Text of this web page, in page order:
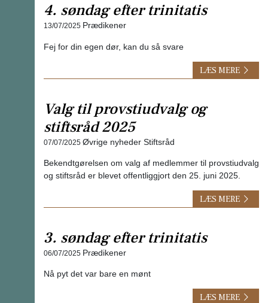
4. søndag efter trinitatis
13/07/2025 Prædikener
Fej for din egen dør, kan du så svare
LÆS MERE
Valg til provstiudvalg og
stiftsråd 2025
07/07/2025 Øvrige nyheder Stiftsråd
Bekendtgørelsen om valg af medlemmer til provstiudvalg
og stiftsråd er blevet offentliggjort den 25. juni 2025.
LÆS MERE
3. søndag efter trinitatis
06/07/2025 Prædikener
Nå pyt det var bare en mønt
LÆS MERE